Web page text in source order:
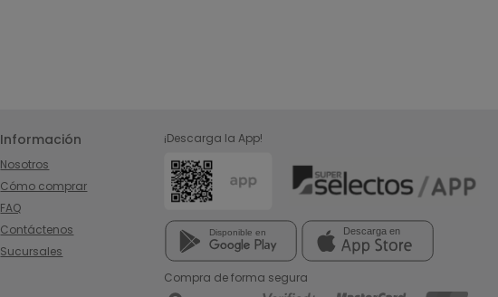
Información
Nosotros
Cómo comprar
FAQ
Contáctenos
Sucursales
¡Descarga la App!
Compra de forma segura